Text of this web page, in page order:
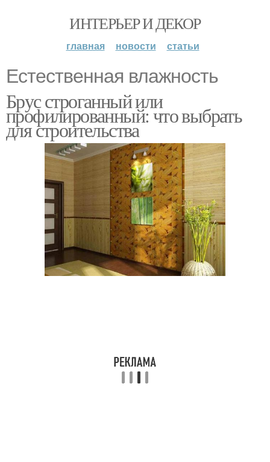
ИНТЕРЬЕР И ДЕКОР
главная новости статьи
Естественная влажность
Брус строганный или
профилированный: что выбрать
для строительства